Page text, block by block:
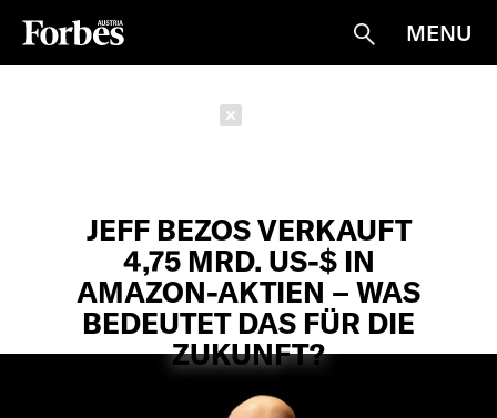
Suche
MENU
JEFF BEZOS VERKAUFT
4,75 MRD. US-$ IN
AMAZON-AKTIEN – WAS
BEDEUTET DAS FÜR DIE
ZUKUNFT?